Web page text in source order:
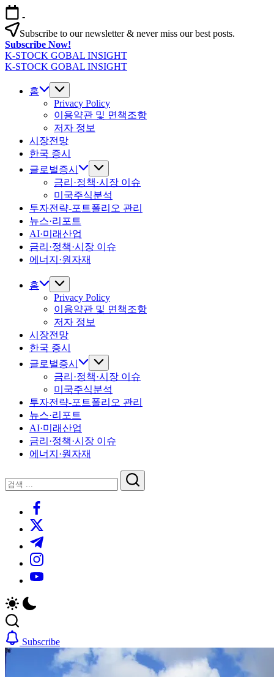
본
문
으
로
건
너
-
Subscribe to our newsletter & never miss our best posts.
Subscribe Now!
K-STOCK GOBAL INSIGHT
글
K-STOCK GOBAL INSIGHT
홈
Privacy Policy
이용약관 및 면책조항
저자 정보
시장전망
한국 증시
글로벌증시
금리·정책·시장 이슈
미국주식분석
투자전략-포트폴리오 관리
뉴스·리포트
AI·미래산업
금리·정책·시장 이슈
에너지·원자재
홈
Privacy Policy
이용약관 및 면책조항
저자 정보
시장전망
한국 증시
글로벌증시
금리·정책·시장 이슈
미국주식분석
투자전략-포트폴리오 관리
뉴스·리포트
AI·미래산업
금리·정책·시장 이슈
에너지·원자재
닫
기
검
검
https://www.facebook.com/
https://twitter.com/
https://t.me/
https://www.instagram.com/
https://youtube.com/
Subscribe